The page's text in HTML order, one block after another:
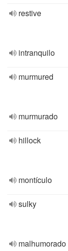
restive
intranquilo
murmured
murmurado
hillock
montículo
sulky
malhumorado